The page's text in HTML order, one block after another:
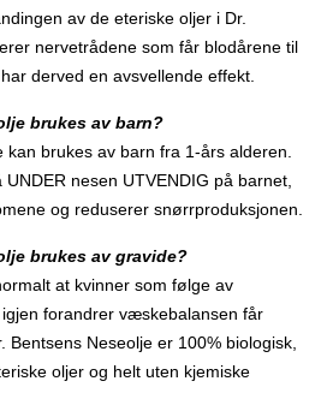
av de eteriske oljer i Dr.
nervetrådene som får blodårene til
derved en avsvellende effekt.
brukes av barn?
kan brukes av barn fra 1-års alderen.
nesen UTVENDIG på barnet,
og reduserer snørrproduksjonen.
brukes av gravide?
at kvinner som følge av
forandrer væskebalansen får
Bentsens Neseolje er 100% biologisk,
oljer og helt uten kjemiske